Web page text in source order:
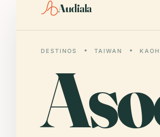
Audiala
DESTINOS TAIWAN